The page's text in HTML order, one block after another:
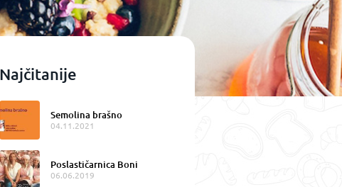
Najčitanije
Semolina brašno
04.11.2021
Poslastičarnica Boni
06.06.2019